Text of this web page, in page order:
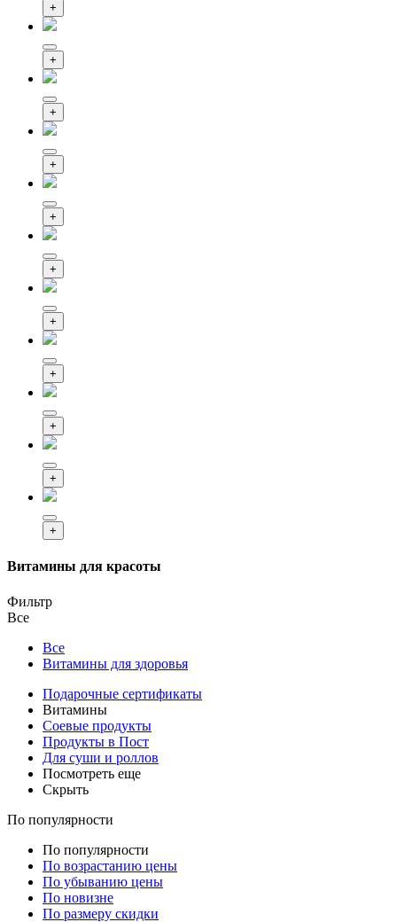
+
+
+
+
+
+
+
+
+
+
+
Витамины для красоты
Фильтр
Все
Все
Витамины для здоровья
Подарочные сертификаты
Витамины
Соевые продукты
Продукты в Пост
Для суши и роллов
Посмотреть еще
Скрыть
По популярности
По популярности
По возрастанию цены
По убыванию цены
По новизне
По размеру скидки